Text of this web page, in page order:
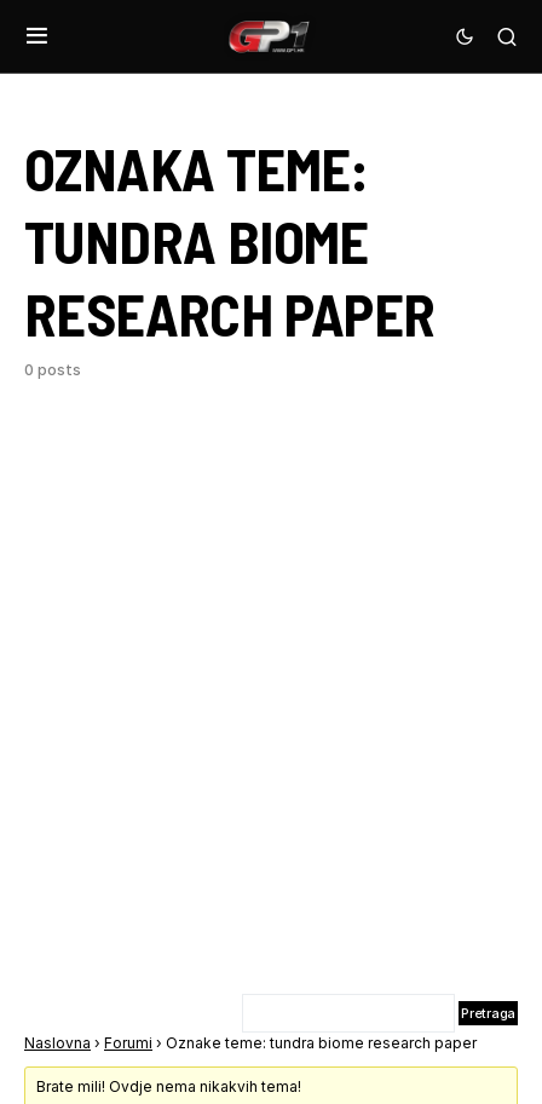
OZNAKA TEME:
TUNDRA BIOME
RESEARCH PAPER
0 posts
Naslovna › Forumi › Oznake teme: tundra biome research paper
Brate mili! Ovdje nema nikakvih tema!